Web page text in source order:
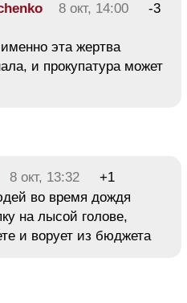
8 окт, 14:00 -3
эта жертва
и прокупатура может
8 окт, 13:32
+1
во время дождя
на лысой голове,
и ворует из бюджета